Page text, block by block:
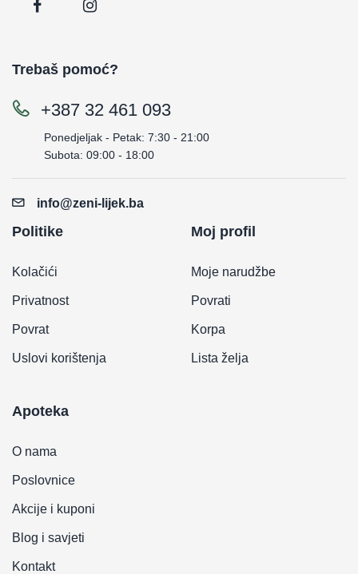
Trebaš pomoć?
+387 32 461 093
Ponedjeljak - Petak: 7:30 - 21:00
Subota: 09:00 - 18:00
info@zeni-lijek.ba
Politike
Kolačići
Privatnost
Povrat
Uslovi korištenja
Moj profil
Moje narudžbe
Povrati
Korpa
Lista želja
Apoteka
O nama
Poslovnice
Akcije i kuponi
Blog i savjeti
Kontakt